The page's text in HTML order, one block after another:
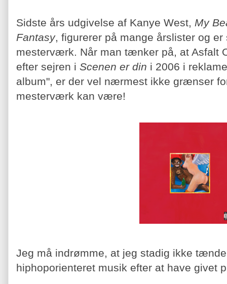
Sidste års udgivelse af Kanye West, My
Fantasy, figurerer på mange årslister og
mesterværk. Når man tænker på, at Asfalt
efter sejren i Scenen er din i 2006 i
album", er der vel nærmest ikke grænser
mesterværk kan være!
Jeg må indrømme, at jeg stadig ikke
hiphoporienteret musik efter at have givet